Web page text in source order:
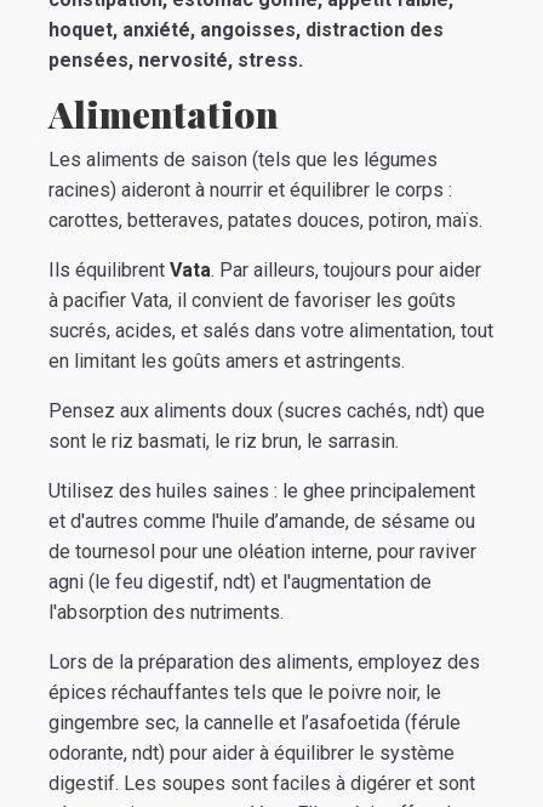
hoquet, anxiété, angoisses, distraction des
pensées, nervosité, stress.
Alimentation
Les aliments de saison (tels que les légumes
racines) aideront à nourrir et équilibrer le corps :
carottes, betteraves, patates douces, potiron, maïs.
Ils équilibrent Vata. Par ailleurs, toujours pour aider
à pacifier Vata, il convient de favoriser les goûts
sucrés, acides, et salés dans votre alimentation, tout
en limitant les goûts amers et astringents.
Pensez aux aliments doux (sucres cachés, ndt) que
sont le riz basmati, le riz brun, le sarrasin.
Utilisez des huiles saines : le ghee principalement
et d'autres comme l'huile d’amande, de sésame ou
de tournesol pour une oléation interne, pour raviver
agni (le feu digestif, ndt) et l'augmentation de
l'absorption des nutriments.
Lors de la préparation des aliments, employez des
épices réchauffantes tels que le poivre noir, le
gingembre sec, la cannelle et l’asafoetida (férule
odorante, ndt) pour aider à équilibrer le système
digestif. Les soupes sont faciles à digérer et sont